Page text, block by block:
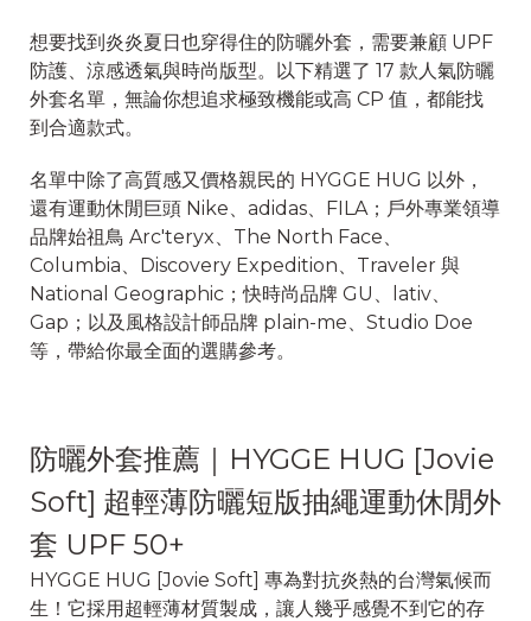
想要找到炎炎夏日也穿得住的防曬外套，需要兼顧 UPF
防護、涼感透氣與時尚版型。以下精選了 17 款人氣防曬
外套名單，無論你想追求極致機能或高 CP 值，都能找
到合適款式。
名單中除了高質感又價格親民的 HYGGE HUG 以外，
還有運動休閒巨頭 Nike、adidas、FILA；戶外專業領導
品牌始祖鳥 Arc'teryx、The North Face、
Columbia、Discovery Expedition、Traveler 與
National Geographic；快時尚品牌 GU、lativ、
Gap；以及風格設計師品牌 plain-me、Studio Doe
等，帶給你最全面的選購參考。
防曬外套推薦｜HYGGE HUG [Jovie
Soft] 超輕薄防曬短版抽繩運動休閒外
套 UPF 50+
HYGGE HUG [Jovie Soft] 專為對抗炎熱的台灣氣候而
生！它採用超輕薄材質製成，讓人幾乎感覺不到它的存